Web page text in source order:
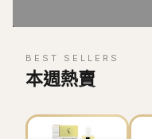
BEST SELLERS
本週熱賣